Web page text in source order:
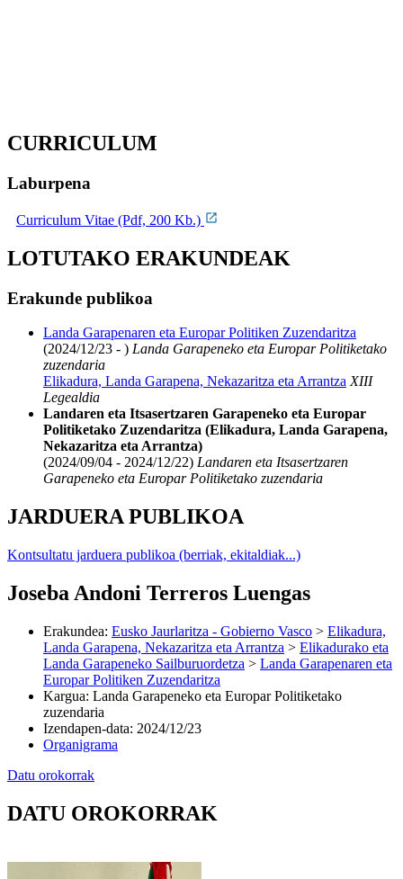
CURRICULUM
Laburpena
Curriculum Vitae (Pdf, 200 Kb.)
LOTUTAKO ERAKUNDEAK
Erakunde publikoa
Landa Garapenaren eta Europar Politiken Zuzendaritza
(2024/12/23 - ) Landa Garapeneko eta Europar Politiketako
zuzendaria
Elikadura, Landa Garapena, Nekazaritza eta Arrantza XIII
Legealdia
Landaren eta Itsasertzaren Garapeneko eta Europar
Politiketako Zuzendaritza (Elikadura, Landa Garapena,
Nekazaritza eta Arrantza)
(2024/09/04 - 2024/12/22) Landaren eta Itsasertzaren
Garapeneko eta Europar Politiketako zuzendaria
JARDUERA PUBLIKOA
Kontsultatu jarduera publikoa (berriak, ekitaldiak...)
Joseba Andoni Terreros Luengas
Erakundea: Eusko Jaurlaritza - Gobierno Vasco > Elikadura,
Landa Garapena, Nekazaritza eta Arrantza > Elikadurako eta
Landa Garapeneko Sailburuordetza > Landa Garapenaren eta
Europar Politiken Zuzendaritza
Kargua: Landa Garapeneko eta Europar Politiketako
zuzendaria
Izendapen-data: 2024/12/23
Organigrama
Datu orokorrak
DATU OROKORRAK